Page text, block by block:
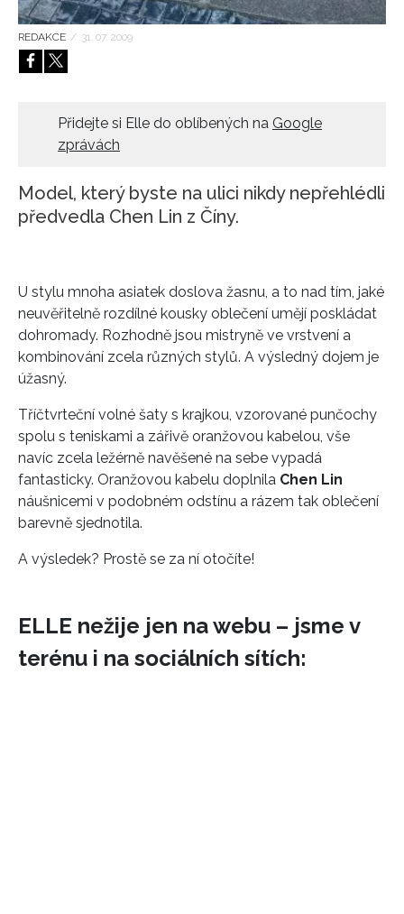
REDAKCE / 31. 07. 2009
Přidejte si Elle do oblíbených na Google
zprávách
Model, který byste na ulici nikdy nepřehlédli
předvedla Chen Lin z Číny.
U stylu mnoha asiatek doslova žasnu, a to nad tím, jaké
neuvěřitelně rozdílné kousky oblečení umějí poskládat
dohromady. Rozhodně jsou mistryně ve vrstvení a
kombinování zcela různých stylů. A výsledný dojem je
úžasný.
Tříčtvrteční volné šaty s krajkou, vzorované punčochy
spolu s teniskami a zářivě oranžovou kabelou, vše
navíc zcela ležérně navěšené na sebe vypadá
fantasticky. Oranžovou kabelu doplnila Chen Lin
náušnicemi v podobném odstínu a rázem tak oblečení
barevně sjednotila.
A výsledek? Prostě se za ní otočíte!
ELLE nežije jen na webu – jsme v
terénu i na sociálních sítích: